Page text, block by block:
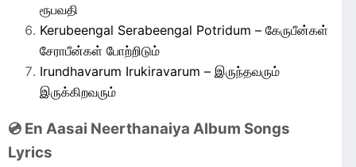
ரூபவதி
Kerubeengal Serabeengal Potridum – கேருபீன்கள்
சேராபீன்கள் போற்றிடும்
Irundhavarum Irukiravarum – இருந்தவரும்
இருக்கிறவரும்
💿 En Aasai Neerthanaiya Album Songs
Lyrics